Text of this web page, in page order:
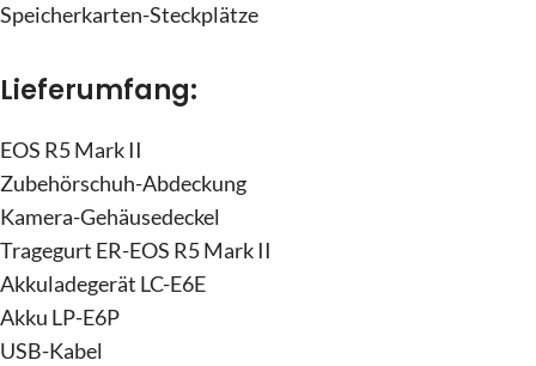
Speicherkarten-Steckplätze
Lieferumfang:
EOS R5 Mark II
Zubehörschuh-Abdeckung
Kamera-Gehäusedeckel
Tragegurt ER-EOS R5 Mark II
Akkuladegerät LC-E6E
Akku LP-E6P
USB-Kabel